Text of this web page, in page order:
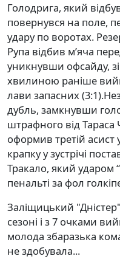
Голодрига, який
повернувся на поле,
удару по воротах.
Рупа відбив м’яча
уникнувши офсайду,
хвилиною раніше
лави запасних
дубль, замкнувши
штрафного від
оформив третій асист
крапку у зустрічі
Тракало, який ударом
пенальті за фол
Заліщицький
сезоні і з 7 очками
молода збаразька
не здобувала...